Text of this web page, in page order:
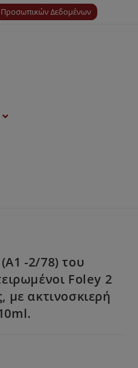
Δεδομένων
-2/78) του
Foley 2
ακτινοσκιερή